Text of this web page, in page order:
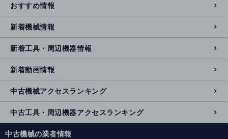
おすすめ情報
新着機械情報
新着工具・周辺機器情報
新着動画情報
中古機械アクセスランキング
中古工具・周辺機器アクセスランキング
中古機械の業者情報